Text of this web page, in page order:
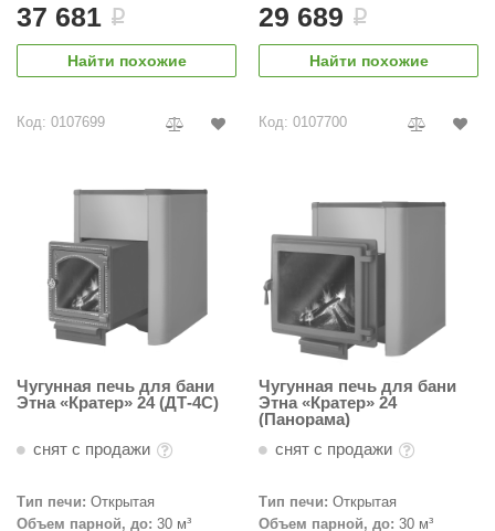
37 681 i
Найти похожие
29 689 i
Найти похожие
Код: 0107699
Чугунная печь для бани
Этна «Кратер» 24 (ДТ-4С)
снят с продажи
Тип печи: Открытая
Объем парной, до: 30 м³
Код: 0107700
Чугунная печь для бани
Этна «Кратер» 24
(Панорама)
снят с продажи
Тип печи: Открытая
Объем парной, до: 30 м³